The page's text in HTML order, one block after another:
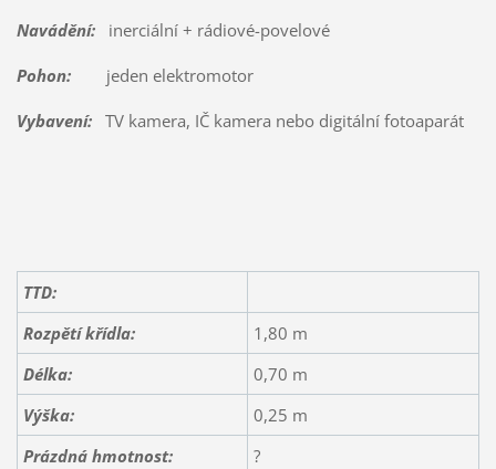
Navádění:inerciální + rádiové-povelové
Pohon:jeden elektromotor
Vybavení:TV kamera, IČ kamera nebo digitální fotoaparát
TTD:
Rozpětí křídla:
1,80 m
Délka:
0,70 m
Výška:
0,25 m
Prázdná hmotnost:
?